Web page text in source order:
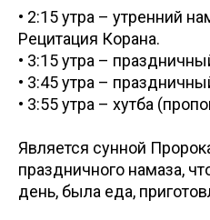
• 2:15 утра – утренний
Рецитация Корана.
• 3:15 утра –
• 3:45 утра –
• 3:55 утра – хутба
Является сунной
праздничного намаза,
день, была еда,